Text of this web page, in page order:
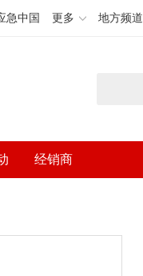
急中国 更多 地方频道
经销商